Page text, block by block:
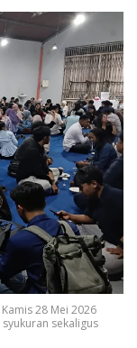
28 Mei 2026
sekaligus